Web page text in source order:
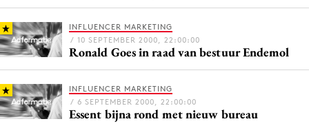
9 sept: GenAI-training
12 nov: MarketingLive!
Events
Opleidingen
INFLUENCER MARKETING
/ 10 SEPTEMBER 2000, 22:00:00
Ronald Goes in raad van bestuur Endemol
INFLUENCER MARKETING
/ 6 SEPTEMBER 2000, 22:00:00
Essent bijna rond met nieuw bureau